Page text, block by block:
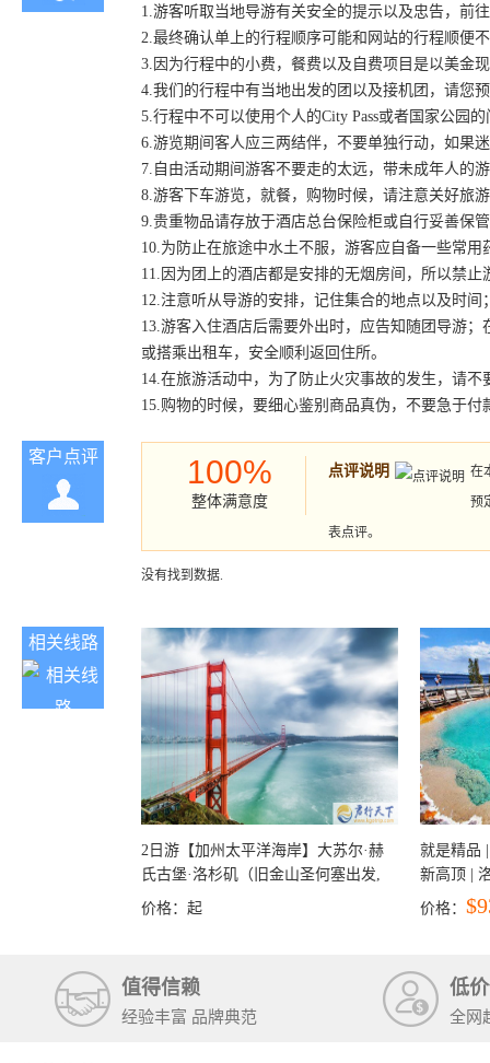
1.游客听取当地导游有关安全的提示以及忠告，前
2.最终确认单上的行程顺序可能和网站的行程顺便
3.因为行程中的小费，餐费以及自费项目是以美金
4.我们的行程中有当地出发的团以及接机团，请您
5.行程中不可以使用个人的City Pass或者国家公园
6.游览期间客人应三两结伴，不要单独行动，如果
7.自由活动期间游客不要走的太远，带未成年人的
8.游客下车游览，就餐，购物时候，请注意关好旅
9.贵重物品请存放于酒店总台保险柜或自行妥善保
10.为防止在旅途中水土不服，游客应自备一些常
11.因为团上的酒店都是安排的无烟房间，所以禁
12.注意听从导游的安排，记住集合的地点以及时
13.游客入住酒店后需要外出时，应告知随团导游
或搭乘出租车，安全顺利返回住所。
14.在旅游活动中，为了防止火灾事故的发生，请
15.购物的时候，要细心鉴别商品真伪，不要急于
客户点评 100%
整体满意度
点评说明
在
预
表点评。
没有找到数据.
相关线路
2日游【加州太平洋海岸】大苏尔·赫
氏古堡·洛杉矶（旧金山圣何塞出发,
洛杉矶结束）
价格： 起
就是精品
新高顶 |
彩穴+马
价格：
值得信赖
经验丰富 品牌典范
低
全网